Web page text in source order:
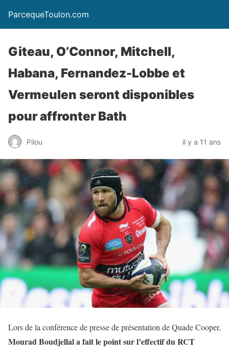
ParcequeToulon.com
Giteau, O’Connor, Mitchell,
Habana, Fernandez-Lobbe et
Vermeulen seront disponibles
pour affronter Bath
Pilou il y a 11 ans
Lors de la conférence de presse de présentation de Quade Cooper,
Mourad Boudjellal a fait le point sur l’effectif du RCT